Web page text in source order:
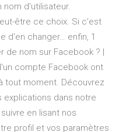
nom d'utilisateur.
être ce choix. Si c'est
d'en changer… enfin, 1
nom sur Facebook ? |
compte Facebook ont
tout moment. Découvrez
explications dans notre
en lisant nos
profil et vos paramètres